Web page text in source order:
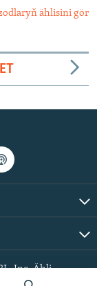
ählisini gör
Inc. Ähli